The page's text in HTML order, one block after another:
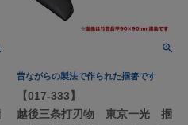
昔ながらの製法で作られた掴箸です
【017-333】
越後三条打刃物 東京一光 掴